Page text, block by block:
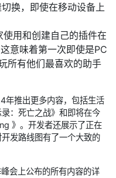
换，即使在移动设备上
用和创建自己的插件在
意味着第一次即使是PC
所有他们最喜欢的助手
年推出更多内容，包括生活
：死亡之战》和即将在今
》。开发者还展示了正在
发路线图有了一个大致的
会上公布的所有内容的详